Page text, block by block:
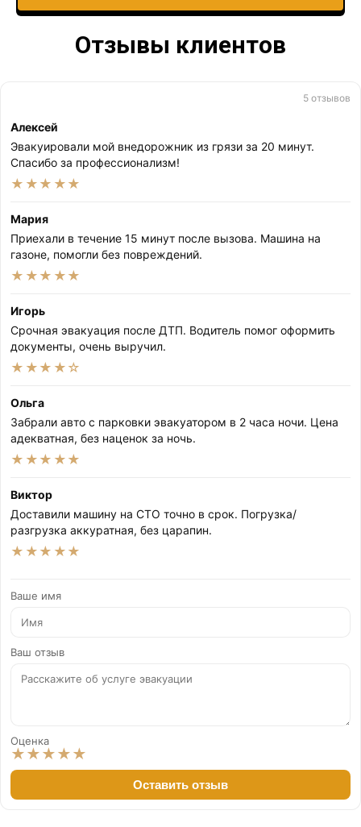
Отзывы клиентов
5 отзывов
Алексей
Эвакуировали мой внедорожник из грязи за 20 минут.
Спасибо за профессионализм!
★★★★★
Мария
Приехали в течение 15 минут после вызова. Машина на
газоне, помогли без повреждений.
★★★★★
Игорь
Срочная эвакуация после ДТП. Водитель помог оформить
документы, очень выручил.
★★★★☆
Ольга
Забрали авто с парковки эвакуатором в 2 часа ночи. Цена
адекватная, без наценок за ночь.
★★★★★
Виктор
Доставили машину на СТО точно в срок. Погрузка/
разгрузка аккуратная, без царапин.
★★★★★
Ваше имя
Ваш отзыв
Оценка
★
★
★
★
★
Оставить отзыв